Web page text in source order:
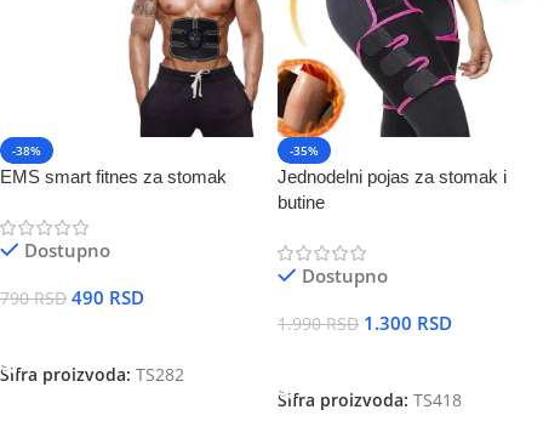
-38%
EMS smart fitnes za stomak
Dostupno
790RSD 490 RSD
Šifra proizvoda: TS282
-35%
Jednodelni pojas za stomak i
butine
Dostupno
1.990RSD 1.300 RSD
Šifra proizvoda: TS418